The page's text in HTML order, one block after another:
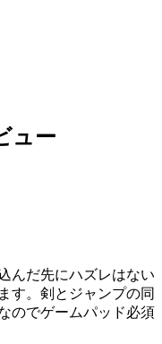
ュー
んだ先にハズレはない
す。剣とジャンプの同
のでゲームパッド必須